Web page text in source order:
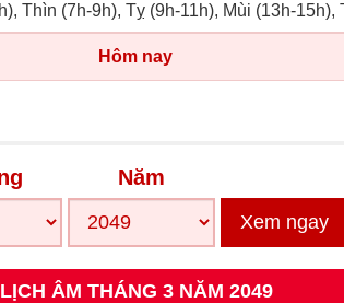
Thìn (7h-9h), Tỵ (9h-11h), Mùi (13h-15h),
Hôm nay
Năm
Xem ngay
LỊCH ÂM THÁNG 3 NĂM 2049